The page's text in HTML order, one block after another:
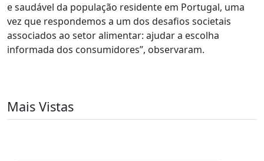
e saudável da população residente em Portugal, uma
vez que respondemos a um dos desafios societais
associados ao setor alimentar: ajudar a escolha
informada dos consumidores”, observaram.
Mais Vistas